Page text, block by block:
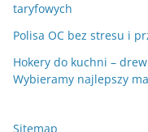
taryfowych
Polisa OC bez stresu i
Hokery do kuchni –
Wybieramy najlepszy
Sitemap